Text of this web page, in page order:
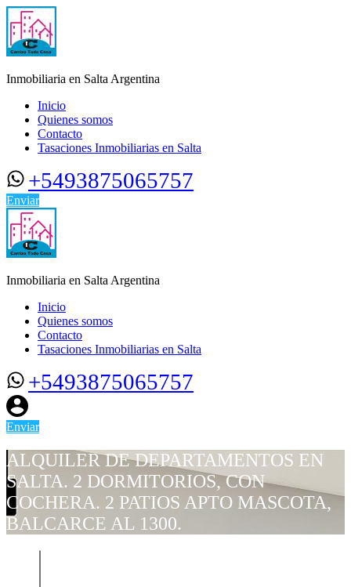
Inmobiliaria en Salta Argentina
Inicio
Quienes somos
Contacto
Tasaciones Inmobiliarias en Salta
+5493875065757
Enviar
Inmobiliaria en Salta Argentina
Inicio
Quienes somos
Contacto
Tasaciones Inmobiliarias en Salta
+5493875065757
Enviar
ALQUILER DE DEPARTAMENTOS EN
SALTA. 2 DORMITORIOS, CON
COCHERA. 2 PATIOS APTO MASCOTA,
BALCARCE AL 1300.